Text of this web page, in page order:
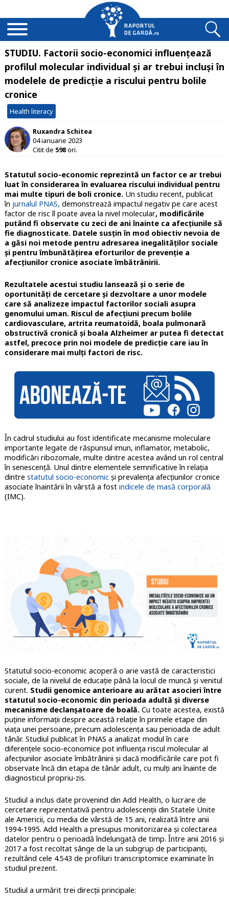
STUDIU. Factorii socio-economici influențează
profilul molecular individual și ar trebui incluși în
modelele de predicție a riscului pentru bolile
cronice
Health literacy
Ruxandra Schitea
04 ianuarie 2023
Citit de 598ori.
Statutul socio-economic reprezintă un factor ce ar trebui
luat în considerarea în evaluarea riscului individual pentru
mai multe tipuri de boli cronice. Un studiu recent, publicat
în jurnalul PNAS, demonstrează impactul negativ pe care acest
factor de risc îl poate avea la nivel molecular, modificările
putând fi observate cu zeci de ani înainte ca afecțiunile să
fie diagnosticate. Datele susțin în mod obiectiv nevoia de
a găsi noi metode pentru adresarea inegalităților sociale
și pentru îmbunătățirea eforturilor de prevenție a
afecțiunilor cronice asociate îmbătrânirii.
Rezultatele acestui studiu lansează și o serie de
oportunități de cercetare și dezvoltare a unor modele
care să analizeze impactul factorilor sociali asupra
genomului uman. Riscul de afecțiuni precum bolile
cardiovasculare, artrita reumatoidă, boala pulmonară
obstructivă cronică și boala Alzheimer ar putea fi detectat
astfel, precoce prin noi modele de predicție care iau în
considerare mai mulți factori de risc.
În cadrul studiului au fost identificate mecanisme moleculare
importante legate de răspunsul imun, inflamator, metabolic,
modificări ribozomale, multe dintre acestea având un rol central
în senescență. Unul dintre elementele semnificative în relația
dintre statutul socio-economicși prevalența afecțiunilor cronice
asociate înaintării în vârstă a fost indicele de masă corporală
(IMC).
Statutul socio-economic acoperă o arie vastă de caracteristici
sociale, de la nivelul de educație până la locul de muncă și venitul
curent. Studii genomice anterioare au arătat asocieri între
statutul socio-economic din perioada adultă și diverse
mecanisme declanșatoare de boală.Cu toate acestea, există
puține informații despre această relație în primele etape din
viața unei persoane, precum adolescența sau perioada de adult
tânăr. Studiul publicat în PNAS a analizat modul în care
diferențele socio-economice pot influența riscul molecular al
afecțiunilor asociate îmbătrânirii și dacă modificările care pot fi
observate încă din etapa de tânăr adult, cu mulți ani înainte de
diagnosticul propriu-zis.
Studiul a inclus date provenind din Add Health, o lucrare de
cercetare reprezentativă pentru adolescenții din Statele Unite
ale Americii, cu media de vârstă de 15 ani, realizată între anii
1994-1995. Add Health a presupus monitorizarea și colectarea
datelor pentru o perioadă îndelungată de timp. Între anii 2016 și
2017 a fost recoltat sânge de la un subgrup de participanți,
rezultând cele 4.543 de profiluri transcriptomice examinate în
studiul prezent.
Studiul a urmărit trei direcții principale: